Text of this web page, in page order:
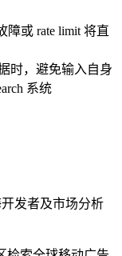
障或 rate limit 将直
时，避免输入自身
系统
发者及市场分析